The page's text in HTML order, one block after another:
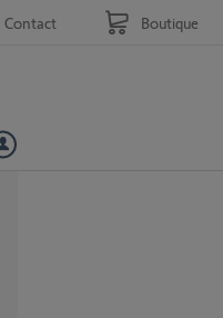
Contact Boutique